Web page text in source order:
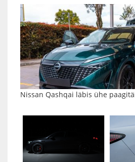
Nissan Qashqai läbis ühe